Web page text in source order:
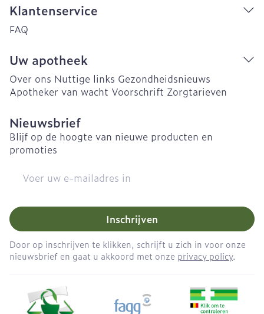
Klantenservice
FAQ
Uw apotheek
Over ons Nuttige links Gezondheidsnieuws
Apotheker van wacht Voorschrift Zorgtarieven
Nieuwsbrief
Blijf op de hoogte van nieuwe producten en
promoties
Inschrijven
Door op inschrijven te klikken, schrijft u zich in voor onze
nieuwsbrief en gaat u akkoord met onze privacy policy.